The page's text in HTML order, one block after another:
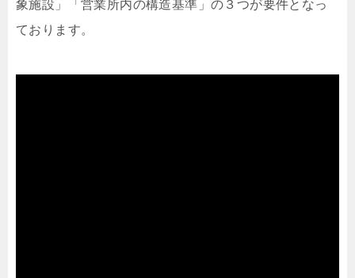
象施設」「営業所内の構造基準」の３つが要件となっ
ております。